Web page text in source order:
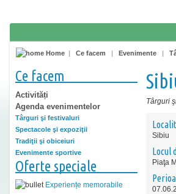
Home | Ce facem | Evenimente |
Ce facem
Activități
Agenda evenimentelor
Târguri şi festivaluri
Spectacole şi expoziţii
Tradiţii şi obiceiuri
Evenimente sportive
Oferte speciale
Experiențe memorabile
Târguri
Sibiu
Locul
Piaţa